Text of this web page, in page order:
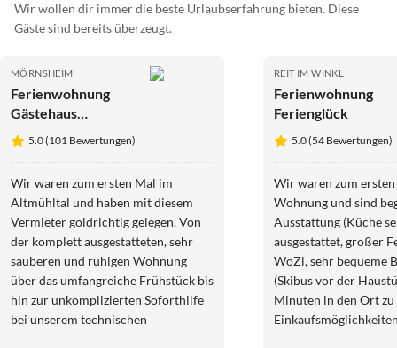
Wir wollen dir immer die beste Urlaubserfahrung bieten. Diese
Gäste sind bereits überzeugt.
MÖRNSHEIM
Ferienwohnung
Gästehaus
Waltraud
5.0 (101 Bewertungen)
Wir waren zum ersten Mal im
Altmühltal und haben mit diesem
Vermieter goldrichtig gelegen. Von
der komplett ausgestatteten, sehr
sauberen und ruhigen Wohnung
über das umfangreiche Frühstück bis
hin zur unkomplizierten Soforthilfe
bei unserem technischen
REIT IM WINKL
Ferienwohnung
Ferienglück
5.0 (54 Bewertungen)
Wir waren zum
Wohnung und sind
Ausstattung (Küche
ausgestattet, großer
WoZi, sehr bequeme
(Skibus vor der
Minuten in den Ort